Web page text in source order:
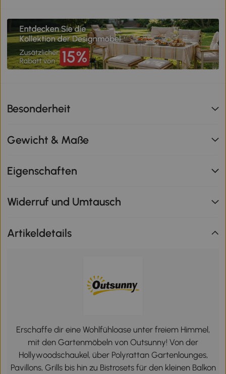
Besonderheit
Gewicht & Maße
Eigenschaften
Widerruf und Umtausch
Artikeldetails
Erschaffe dir eine Wohlfühloase unter freiem Himmel,
mit den Gartenmöbeln von Outsunny! Von der
Hollywoodschaukel, über Polyrattan Gartenlounges,
Pavillons, Grills bis hin zu Bistrosets für den kleinen Balkon